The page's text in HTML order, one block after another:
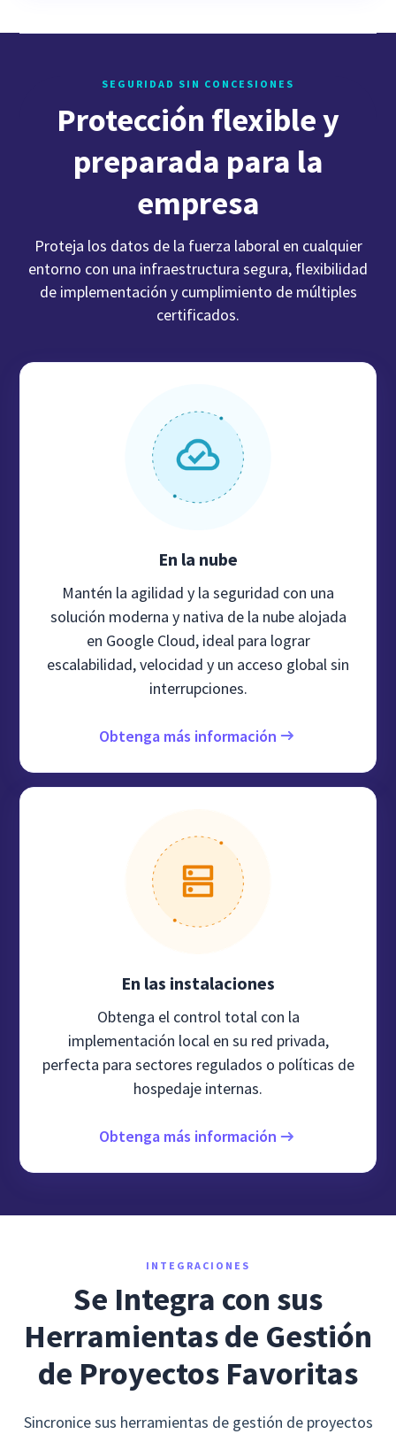
SEGURIDAD SIN CONCESIONES
Protección flexible y
preparada para la
empresa
Proteja los datos de la fuerza laboral en cualquier
entorno con una infraestructura segura, flexibilidad
de implementación y cumplimiento de múltiples
certificados.
En la nube
Mantén la agilidad y la seguridad con una
solución moderna y nativa de la nube alojada
en Google Cloud, ideal para lograr
escalabilidad, velocidad y un acceso global sin
interrupciones.
Obtenga más información
En las instalaciones
Obtenga el control total con la
implementación local en su red privada,
perfecta para sectores regulados o políticas de
hospedaje internas.
Obtenga más información
INTEGRACIONES
Se Integra con sus
Herramientas de Gestión
de Proyectos Favoritas
Sincronice sus herramientas de gestión de proyectos